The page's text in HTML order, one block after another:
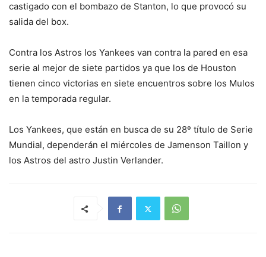
castigado con el bombazo de Stanton, lo que provocó su
salida del box.
Contra los Astros los Yankees van contra la pared en esa
serie al mejor de siete partidos ya que los de Houston
tienen cinco victorias en siete encuentros sobre los Mulos
en la temporada regular.
Los Yankees, que están en busca de su 28º título de Serie
Mundial, dependerán el miércoles de Jamenson Taillon y
los Astros del astro Justin Verlander.